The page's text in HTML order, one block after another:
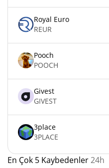
Royal Euro
REUR
Pooch
POOCH
Givest
GIVEST
3place
3PLACE
En Çok 5 Kaybedenler24h